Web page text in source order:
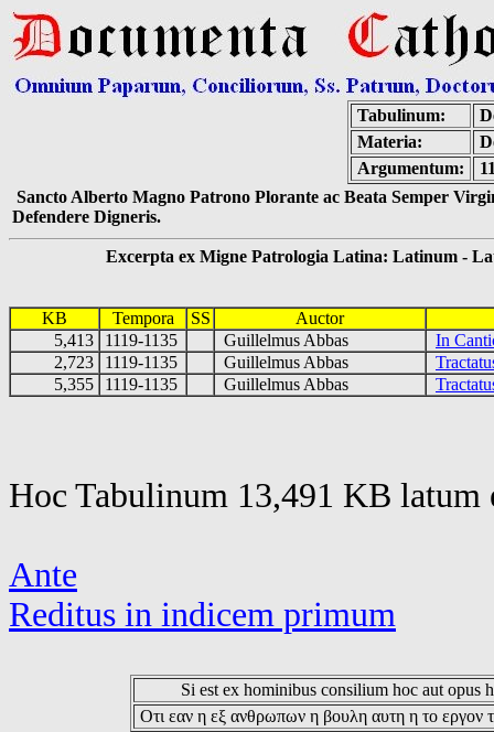
Tabulinum:
Materia:
Argumentum:
Sancto Alberto Magno Patrono Plorante ac Beata Semper
Defendere Digneris.
Excerpta ex Migne Patrologia Latina: Latinum -
KB Tempora SS
Auctor
5,413
1119-1135 Guillelmus Abbas
In
2,723
1119-1135 Guillelmus Abbas
5,355
1119-1135 Guillelmus Abbas
Hoc Tabulinum 13,491 KB latum
Ante
Reditus in indicem primum
Si est ex hominibus consilium hoc aut opus
Οτι εαν η εξ ανθρωπων η βουλη αυτη η το εργον